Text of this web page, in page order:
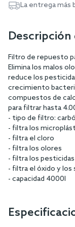
La entrega más
Filtro de repuesto
Elimina los malos
reduce los
crecimiento
compuestos de
para filtrar hasta
- tipo de filtro:
- filtra los
- filtra el cloro
- filtra los olores
- filtra los pesticidas
- filtra el óxido y
- capacidad 4000l